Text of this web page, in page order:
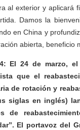
al exterior y aplicará
Damos la
en China y
abierta, beneficio
4: El 24 de marzo,
que el
de rotación y
siglas en inglés)
de
El portavoz del